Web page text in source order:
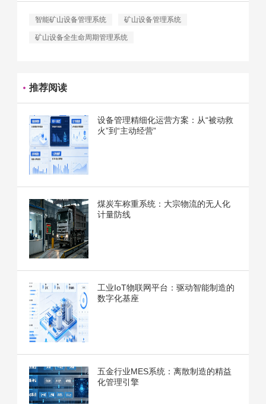
智能矿山设备管理系统 矿山设备管理系统
矿山设备全生命周期管理系统
推荐阅读
设备管理精细化运营方案：从“被动救
火”到“主动经营”
煤炭车称重系统：大宗物流的无人化
计量防线
工业IoT物联网平台：驱动智能制造的
数字化基座
五金行业MES系统：离散制造的精益
化管理引擎